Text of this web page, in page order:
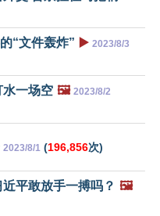
“文件轰炸” ▶️ 2023/8/3
水一场空 🖼️ 2023/8/2
2023/8/1 (196,856次)
平敢放手一搏吗？ 🖼️